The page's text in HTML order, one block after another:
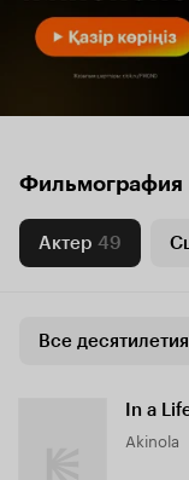
Фильмография
Актер 49
Все десятилетия
In a
Akinola